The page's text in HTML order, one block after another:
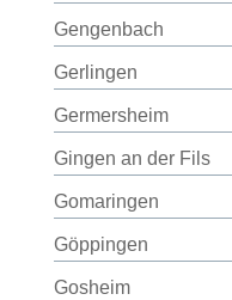
Gengenbach
Gerlingen
Germersheim
Gingen an der Fils
Gomaringen
Göppingen
Gosheim